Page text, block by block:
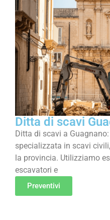
Ditta di scavi
Ditta di scavi a
specializzata in scavi
la provincia. Utilizziamo
escavatori e
Preventivi